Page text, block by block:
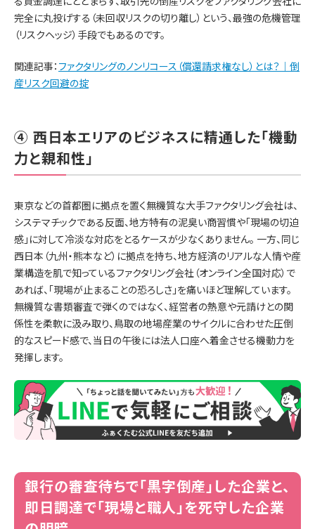
完全に丸投げする（未回収リスクの切り離し）という、最強の危機管理
（リスクヘッジ）手段でもあるのです。
関連記事： ファクタリングのノンリコース（償還請求権なし）とは？｜倒
産リスク回避の掟
④ 西日本エリアのビジネスに精通した「機動
力と親和性」
東京などの首都圏に拠点を置く無機質な大手ファクタリング会社は、
システマチックである反面、地方特有の泥臭い商習慣や「現場の切迫
感」に対して冷淡な対応をとるケースが少なくありません。 一方、同じ
西日本（九州・熊本など）に拠点を持ち、地方経済のリアルな人情や産
業構造を肌で知っているファクタリング会社（オンライン全国対応）で
あれば、「現場が止まることの恐ろしさ」を痛いほど理解しています。
無機質な書類審査で弾くのではなく、経営者の熱意や元請けとの関
係性を柔軟に汲み取り、鳥取の地場産業のサイクルに合わせた圧倒
的なスピード感で、当日の午後には法人口座へ着金させる機動力を
発揮します。
銀行の審査待ちで「黒字倒産」した企業と、
即日調達で「現場と職人」を死守した企業